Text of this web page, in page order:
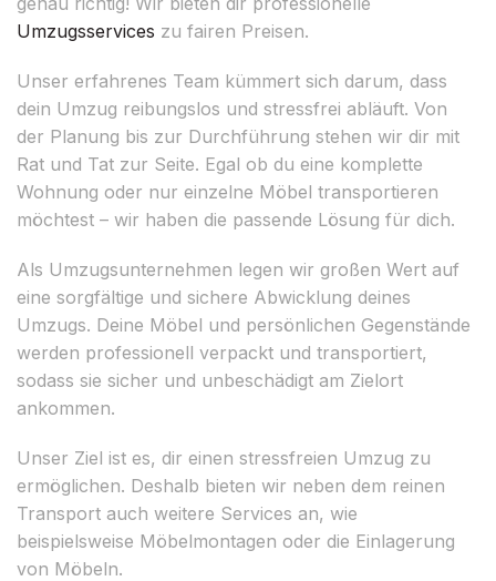
Umzugsservices zu fairen Preisen.
Unser erfahrenes Team kümmert sich darum, dass
dein Umzug reibungslos und stressfrei abläuft. Von
der Planung bis zur Durchführung stehen wir dir mit
Rat und Tat zur Seite. Egal ob du eine komplette
Wohnung oder nur einzelne Möbel transportieren
möchtest – wir haben die passende Lösung für dich.
Als Umzugsunternehmen legen wir großen Wert auf
eine sorgfältige und sichere Abwicklung deines
Umzugs. Deine Möbel und persönlichen Gegenstände
werden professionell verpackt und transportiert,
sodass sie sicher und unbeschädigt am Zielort
ankommen.
Unser Ziel ist es, dir einen stressfreien Umzug zu
ermöglichen. Deshalb bieten wir neben dem reinen
Transport auch weitere Services an, wie
beispielsweise Möbelmontagen oder die Einlagerung
von Möbeln.